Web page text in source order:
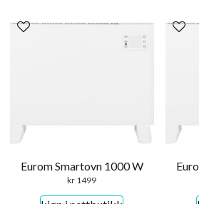
Eurom Smartovn 1000 W
kr 1499